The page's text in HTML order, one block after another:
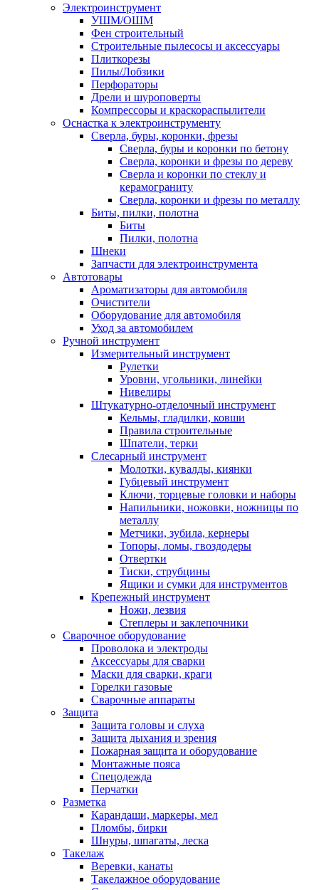
Электроинструмент
УШМ/ОШМ
Фен строительный
Строительные пылесосы и аксессуары
Плиткорезы
Пилы/Лобзики
Перфораторы
Дрели и шуроповерты
Компрессоры и краскораспылители
Оснастка к электроинструменту
Сверла, буры, коронки, фрезы
Сверла, буры и коронки по бетону
Сверла, коронки и фрезы по дереву
Сверла и коронки по стеклу и
керамограниту
Сверла, коронки и фрезы по металлу
Биты, пилки, полотна
Биты
Пилки, полотна
Шнеки
Запчасти для электроинструмента
Автотовары
Ароматизаторы для автомобиля
Очистители
Оборудование для автомобиля
Уход за автомобилем
Ручной инструмент
Измерительный инструмент
Рулетки
Уровни, угольники, линейки
Нивелиры
Штукатурно-отделочный инструмент
Кельмы, гладилки, ковши
Правила строительные
Шпатели, терки
Слесарный инструмент
Молотки, кувалды, киянки
Губцевый инструмент
Ключи, торцевые головки и наборы
Напильники, ножовки, ножницы по
металлу
Метчики, зубила, кернеры
Топоры, ломы, гвоздодеры
Отвертки
Тиски, струбцины
Ящики и сумки для инструментов
Крепежный инструмент
Ножи, лезвия
Степлеры и заклепочники
Сварочное оборудование
Проволока и электроды
Аксессуары для сварки
Маски для сварки, краги
Горелки газовые
Сварочные аппараты
Защита
Защита головы и слуха
Защита дыхания и зрения
Пожарная защита и оборудование
Монтажные пояса
Спецодежда
Перчатки
Разметка
Карандаши, маркеры, мел
Пломбы, бирки
Шнуры, шпагаты, леска
Такелаж
Веревки, канаты
Такелажное оборудование